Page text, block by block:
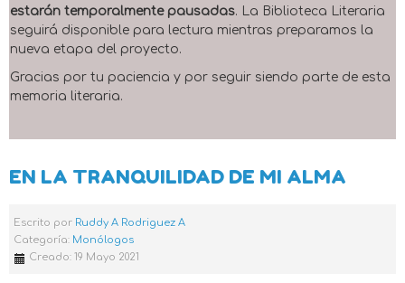
estarán temporalmente pausadas. La Biblioteca Literaria
seguirá disponible para lectura mientras preparamos la
nueva etapa del proyecto.
Gracias por tu paciencia y por seguir siendo parte de esta
memoria literaria.
EN LA TRANQUILIDAD DE MI ALMA
Escrito por Ruddy A Rodriguez A
Categoría: Monólogos
Creado: 19 Mayo 2021